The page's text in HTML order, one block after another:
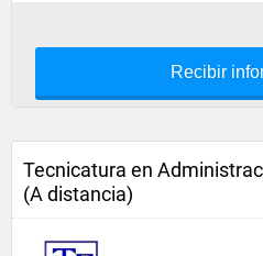
Recibir
Tecnicatura en
(A distancia)